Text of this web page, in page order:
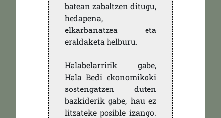
batean zabaltzen ditugu,
hedapena,
elkarbanatzea eta
eraldaketa helburu.
Halabelarririk gabe,
Hala Bedi ekonomikoki
sostengatzen duten
bazkiderik gabe, hau ez
litzateke posible izango.